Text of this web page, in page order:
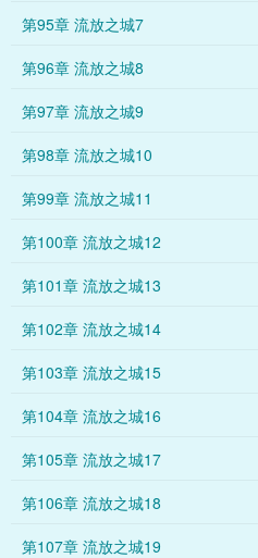
第95章 流放之城7
第96章 流放之城8
第97章 流放之城9
第98章 流放之城10
第99章 流放之城11
第100章 流放之城12
第101章 流放之城13
第102章 流放之城14
第103章 流放之城15
第104章 流放之城16
第105章 流放之城17
第106章 流放之城18
第107章 流放之城19